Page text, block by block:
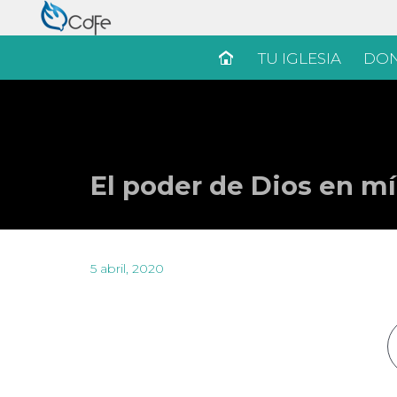
TU IGLESIA
El poder de Dios en
5 abril, 2020